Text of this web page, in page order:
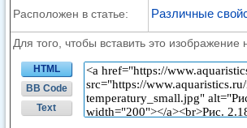
Расположен в статье: Различные
Для того, чтобы вставить это
HTML
BB Code
Text